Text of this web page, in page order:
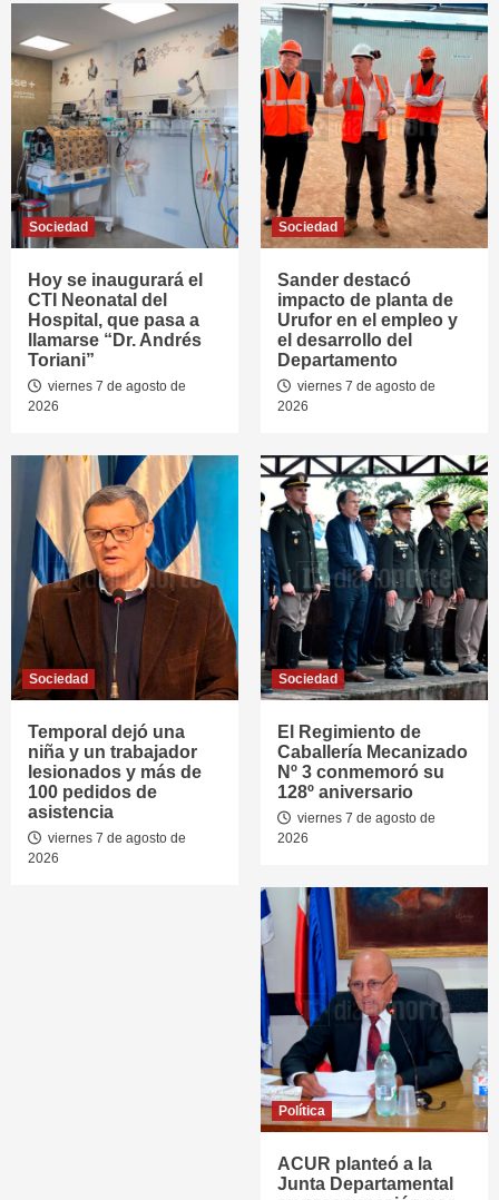
Sociedad
Hoy se inaugurará el
CTI Neonatal del
Hospital, que pasa a
llamarse “Dr. Andrés
Toriani”
viernes 7 de agosto de
2026
Sociedad
Sander destacó
impacto de planta de
Urufor en el empleo y
el desarrollo del
Departamento
viernes 7 de agosto de
2026
Sociedad
Temporal dejó una
niña y un trabajador
lesionados y más de
100 pedidos de
asistencia
viernes 7 de agosto de
2026
Sociedad
El Regimiento de
Caballería Mecanizado
Nº 3 conmemoró su
128º aniversario
viernes 7 de agosto de
2026
Política
ACUR planteó a la
Junta Departamental